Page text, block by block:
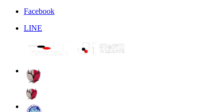
Facebook
LINE